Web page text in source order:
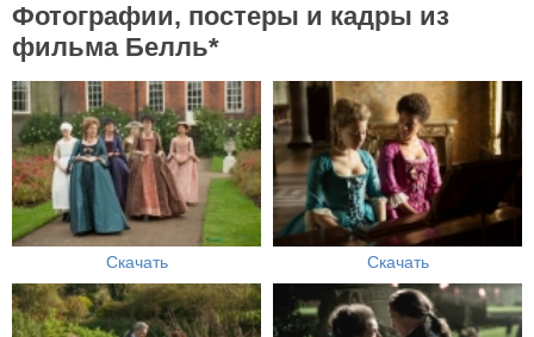
Фотографии, постеры и кадры из
фильма Белль*
Скачать Скачать